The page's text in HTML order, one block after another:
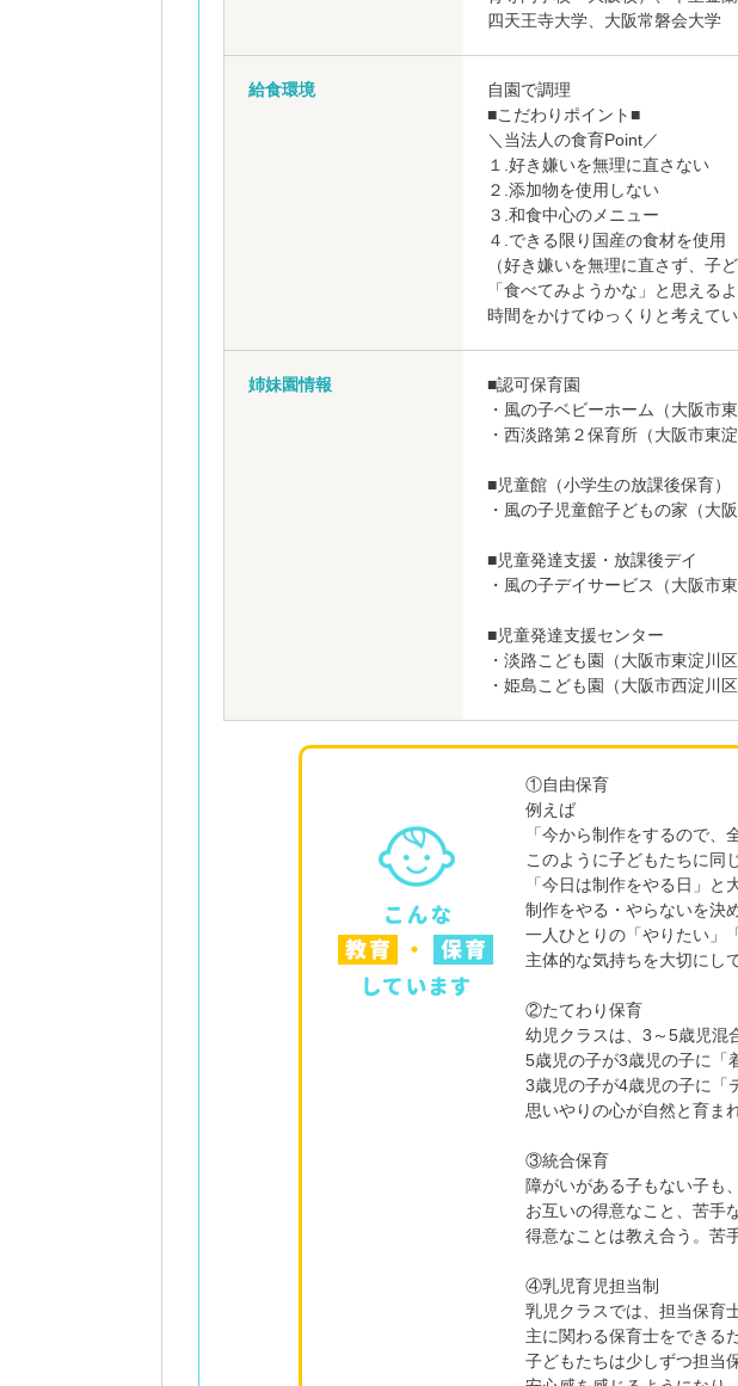
四天王寺大学、大阪常磐会大学
給食環境
自園で調理
■こだわりポイント■
＼当法人の食育Point／
１.好き嫌いを無理に直さない
２.添加物を使用しない
３.和食中心のメニュー
４.できる限り国産の食材を使用
（好き嫌いを無理に直さず、子
「食べてみようかな」と思える
時間をかけてゆっくりと考えてい
姉妹園情報
■認可保育園
・風の子ベビーホーム（大阪市東
・西淡路第２保育所（大阪市東
■児童館（小学生の放課後保育）
・風の子児童館子どもの家（大
■児童発達支援・放課後デイ
・風の子デイサービス（大阪市東
■児童発達支援センター
・淡路こども園（大阪市東淀川区
・姫島こども園（大阪市西淀川区
①自由保育
例えば
「今から制作をするので、
このように子どもたちに同
「今日は制作をやる日」と
制作をやる・やらないを決
一人ひとりの「やりたい」
主体的な気持ちを大切にし
②たてわり保育
幼児クラスは、3～5歳児混
5歳児の子が3歳児の子に「
3歳児の子が4歳児の子に「
思いやりの心が自然と育ま
③統合保育
障がいがある子もない子も
お互いの得意なこと、苦手
得意なことは教え合う。苦
④乳児育児担当制
乳児クラスでは、担当保育
主に関わる保育士をできる
子どもたちは少しずつ担当